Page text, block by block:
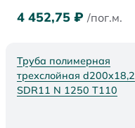
4 452,75 ₽ /пог.м.
Труба полимерная
трехслойная d200x18,2
SDR11 N 1250 Т110